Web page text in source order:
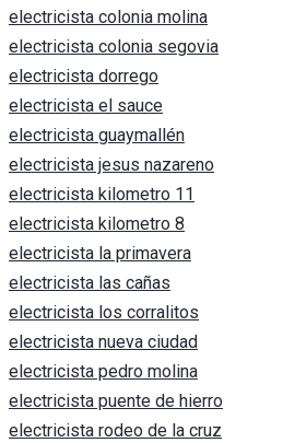
electricista colonia molina
electricista colonia segovia
electricista dorrego
electricista el sauce
electricista guaymallén
electricista jesus nazareno
electricista kilometro 11
electricista kilometro 8
electricista la primavera
electricista las cañas
electricista los corralitos
electricista nueva ciudad
electricista pedro molina
electricista puente de hierro
electricista rodeo de la cruz